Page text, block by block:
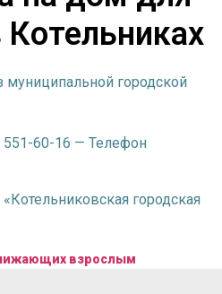
Котельниках
муниципальной городской
551-60-16 — Телефон
городская
взрослым